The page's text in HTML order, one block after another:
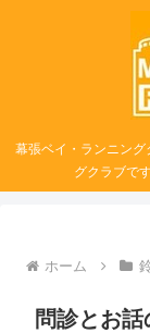
幕張ベイ・ランニン
グクラブで
ホーム
問診とお